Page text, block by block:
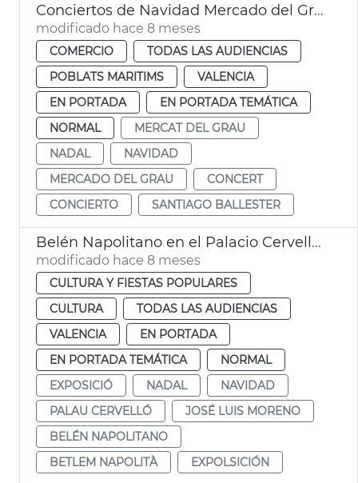
Conciertos de Navidad Mercado del Grau
modificado hace 8 meses
COMERCIO
TODAS LAS AUDIENCIAS
POBLATS MARITIMS
VALENCIA
EN PORTADA
EN PORTADA TEMÁTICA
NORMAL
MERCAT DEL GRAU
NADAL
NAVIDAD
MERCADO DEL GRAU
CONCERT
CONCIERTO
SANTIAGO BALLESTER
Belén Napolitano en el Palacio Cervelló València
modificado hace 8 meses
CULTURA Y FIESTAS POPULARES
CULTURA
TODAS LAS AUDIENCIAS
VALENCIA
EN PORTADA
EN PORTADA TEMÁTICA
NORMAL
EXPOSICIÓ
NADAL
NAVIDAD
PALAU CERVELLÓ
JOSÉ LUIS MORENO
BELÉN NAPOLITANO
BETLEM NAPOLITÀ
EXPOLSICIÓN